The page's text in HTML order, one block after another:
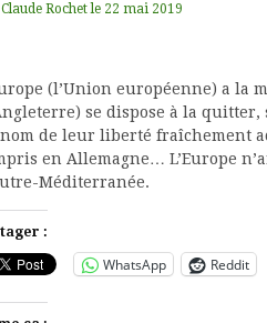
Claude Rochet le 22 mai 2019
(l’Union européenne) a la
se dispose à la
de leur liberté fraîchement
en Allemagne… L’Europe
Méditerranée.
:
WhatsApp Reddit